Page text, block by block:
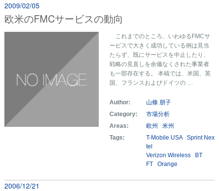
2009/02/05
欧米のFMCサービスの動向
これまでのところ、いわゆるFMCサ
ービスで大きく成功している例は見当
たらず、既にサービスを中止したり、
戦略の見直しを余儀なくされた事業者
も一部存在する。 本稿では、米国、英
国、フランスおよびドイツの …
Author:
山條 朋子
Category:
市場分析
Areas:
欧州
米州
Tags:
T-Mobile USA
Sprint Nex
tel
Verizon Wireless
BT
FT
Orange
2006/12/21